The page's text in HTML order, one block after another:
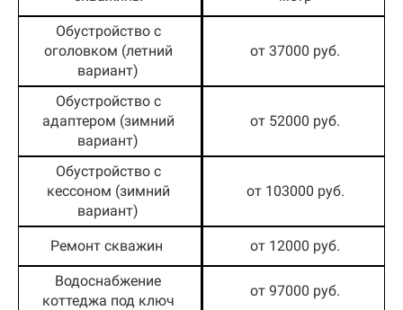
Обустройство с
оголовком (летний
вариант)
от 37000 руб.
Обустройство с
адаптером (зимний
вариант)
от 52000 руб.
Обустройство с
кессоном (зимний
вариант)
от 103000 руб.
Ремонт скважин от 12000 руб.
Водоснабжение
коттеджа под ключ
от 97000 руб.